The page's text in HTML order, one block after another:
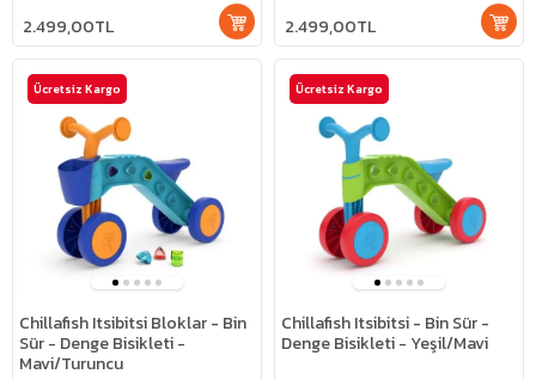
2.499,00TL 2.499,00TL
Chillafish Itsibitsi Bloklar - Bin
Sür - Denge Bisikleti -
Mavi/Turuncu
Ücretsiz Kargo
Chillafish Itsibitsi - Bin Sür -
Denge Bisikleti - Yeşil/Mavi
Ücretsiz Kargo